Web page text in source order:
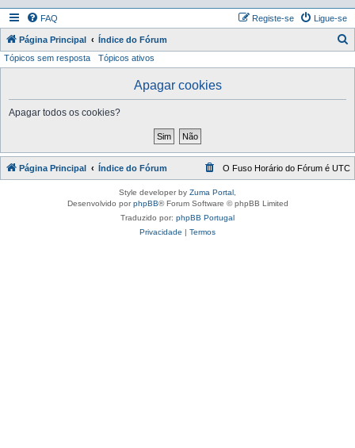
FAQ Ligue-se
Registe-se
Página Principal Índice do Fórum
s
a
Tópicos sem resposta Tópicos ativos
Apagar cookies
Apagar todos os cookies?
Página Principal Índice do Fórum O Fuso Horário do Fórum é UTC
Style developer by Zuma Portal
Desenvolvido porphpBB® Forum Software © phpBB Limited
Traduzido por: phpBB Portugal
Privacidade | Termos